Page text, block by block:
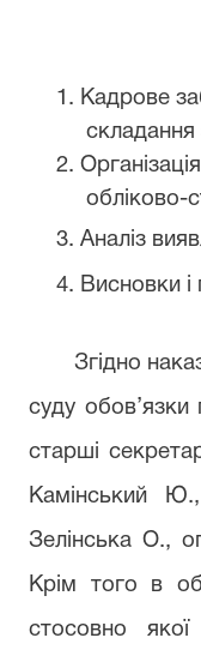
1. Кадрове
складання
2.
обліково-
3. Аналіз
4. Висновки і
Згідно
суду обов’язки
старші
Камінський
Зелінська О.,
Крім того в
стосовно якої